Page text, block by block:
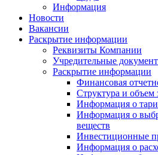
Информация
Новости
Вакансии
Раскрытие информации
Реквизиты Компании
Учредительные
Раскрытие информации
Финансовая
Структура и объем
Информация о
Информация о
веществ
Инвестиционные
Информация о